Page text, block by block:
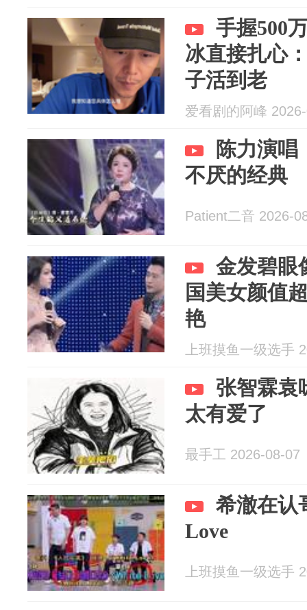
手握500
冰直接扎心
子活到老
爱看剧的阿峰
陈力演唱
不厌的经典
Patient二音 2026-
金发碧眼
国美女颜值
艳
上班摸鱼一级选手
张智霖袁
太有爱了
最手工 2026-08-07
希澈在认
Love
上班摸鱼一级选手